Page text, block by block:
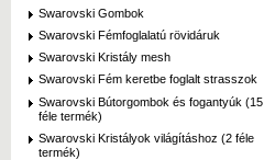
Swarovski Gombok
Swarovski Fémfoglalatú rövidáruk
Swarovski Kristály mesh
Swarovski Fém keretbe foglalt strasszok
Swarovski Bútorgombok és fogantyúk (15
féle termék)
Swarovski Kristályok világításhoz (2 féle
termék)